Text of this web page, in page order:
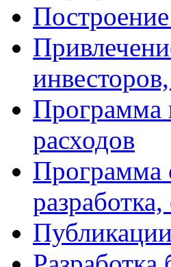
Программа
расходов
Программа